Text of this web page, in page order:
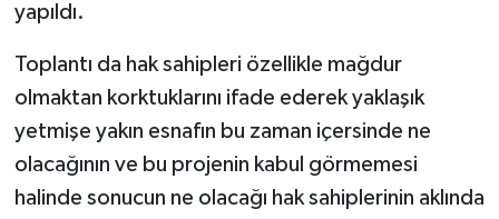
yapıldı.
Toplantı da hak sahipleri özellikle mağdur
olmaktan korktuklarını ifade ederek yaklaşık
yetmişe yakın esnafın bu zaman içersinde ne
olacağının ve bu projenin kabul görmemesi
halinde sonucun ne olacağı hak sahiplerinin aklında